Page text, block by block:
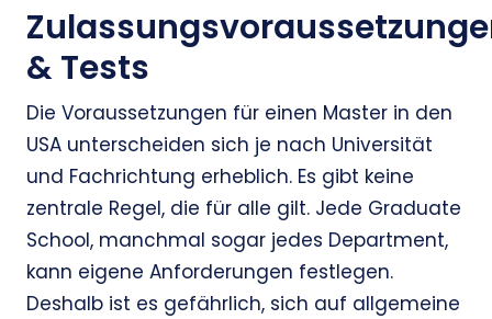
& Tests
Die Voraussetzungen für einen Master in den
USA unterscheiden sich je nach Universität
und Fachrichtung erheblich. Es gibt keine
zentrale Regel, die für alle gilt. Jede Graduate
School, manchmal sogar jedes Department,
kann eigene Anforderungen festlegen.
Deshalb ist es gefährlich, sich auf allgemeine